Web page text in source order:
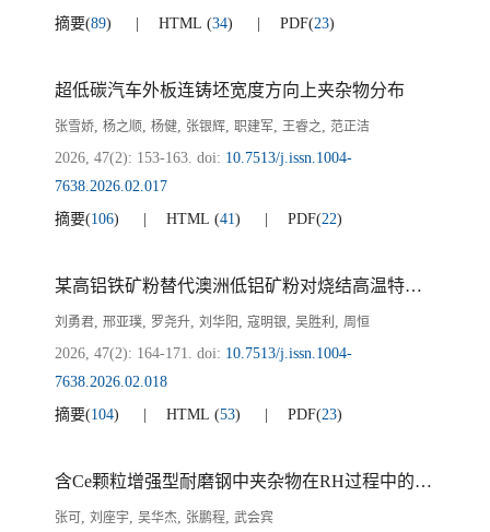
摘要(89) HTML (34) PDF(23)
超低碳汽车外板连铸坯宽度方向上夹杂物分布
张雪娇, 杨之顺, 杨健, 张银辉, 职建军, 王睿之, 范正洁
2026, 47(2): 153-163. doi: 10.7513/j.issn.1004-
7638.2026.02.017
摘要(106) HTML (41) PDF(22)
某高铝铁矿粉替代澳洲低铝矿粉对烧结高温特性影响
刘勇君, 邢亚璞, 罗尧升, 刘华阳 , 寇明银, 吴胜利 , 周恒
2026, 47(2): 164-171. doi: 10.7513/j.issn.1004-
7638.2026.02.018
摘要(104) HTML (53) PDF(23)
含Ce颗粒增强型耐磨钢中夹杂物在RH过程中的演变
张可 , 刘座宇, 吴华杰, 张鹏程, 武会宾